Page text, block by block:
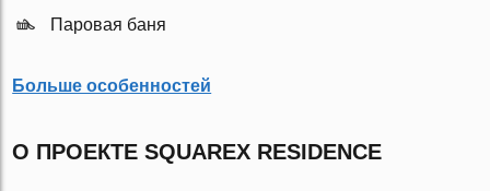
Паровая баня
Больше особенностей
О ПРОЕКТЕ SQUAREX RESIDENCE